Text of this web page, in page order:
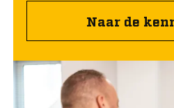
Naar de